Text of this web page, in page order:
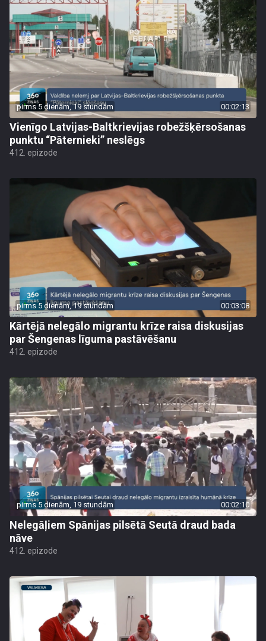
pirms 5 dienām, 19 stundām 00:02:13
Vienīgo Latvijas-Baltkrievijas robežšķērsošanas
punktu “Pāternieki” neslēgs
412. epizode
pirms 5 dienām, 19 stundām 00:03:08
Kārtējā nelegālo migrantu krīze raisa diskusijas
par Šengenas līguma pastāvēšanu
412. epizode
pirms 5 dienām, 19 stundām 00:02:10
Nelegāļiem Spānijas pilsētā Seutā draud bada
nāve
412. epizode